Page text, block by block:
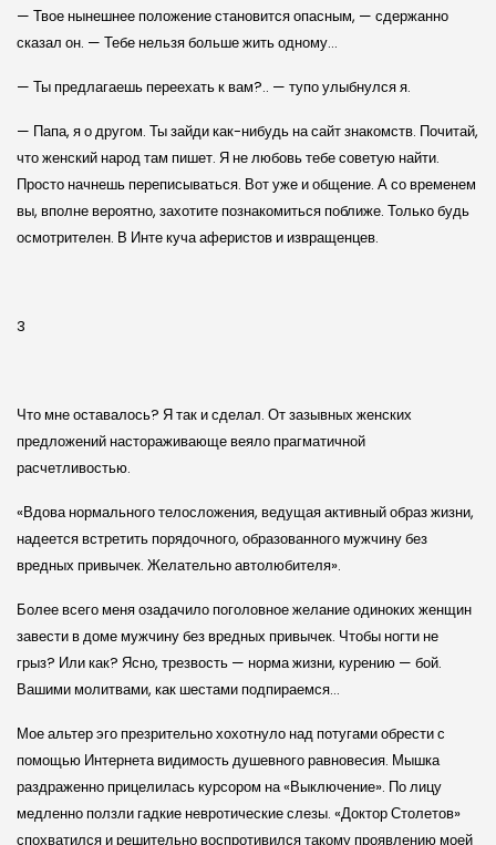
— Твое нынешнее положение становится опасным, — сдержанно
сказал он. — Тебе нельзя больше жить одному…
— Ты предлагаешь переехать к вам?.. — тупо улыбнулся я.
— Папа, я о другом. Ты зайди как-нибудь на сайт знакомств. Почитай,
что женский народ там пишет. Я не любовь тебе советую найти.
Просто начнешь переписываться. Вот уже и общение. А со временем
вы, вполне вероятно, захотите познакомиться поближе. Только будь
осмотрителен. В Инте куча аферистов и извращенцев.
3
Что мне оставалось? Я так и сделал. От зазывных женских
предложений настораживающе веяло прагматичной
расчетливостью.
«Вдова нормального телосложения, ведущая активный образ жизни,
надеется встретить порядочного, образованного мужчину без
вредных привычек. Желательно автолюбителя».
Более всего меня озадачило поголовное желание одиноких женщин
завести в доме мужчину без вредных привычек. Чтобы ногти не
грыз? Или как? Ясно, трезвость — норма жизни, курению — бой.
Вашими молитвами, как шестами подпираемся…
Мое альтер эго презрительно хохотнуло над потугами обрести с
помощью Интернета видимость душевного равновесия. Мышка
раздраженно прицелилась курсором на «Выключение». По лицу
медленно ползли гадкие невротические слезы. «Доктор Столетов»
спохватился и решительно воспротивился такому проявлению моей